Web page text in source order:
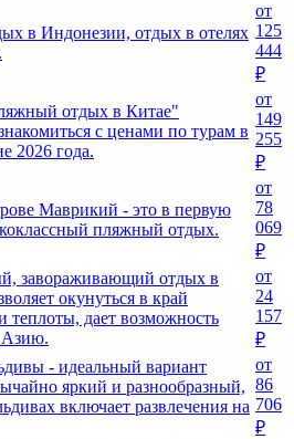
в Индонезии, отдых в отелях
от
125
444
₽
отдых в Китае"
с ценами по турам в
2026 года.
от
149
255
₽
Маврикий - это в первую
пляжный отдых.
от
78
069
₽
завораживающий отдых в
окунуться в край
теплоты, дает возможность
Азию.
от
24
157
₽
- идеальный вариант
яркий и разнообразный,
включает развлечения на
от
86
706
₽